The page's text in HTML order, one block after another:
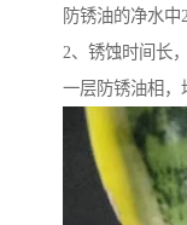
防锈油的净水中
2、锈蚀时间长
一层防锈油相，